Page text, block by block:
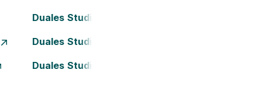
Duales Studium Darmstadt
Duales Studium Essen
Duales Studium Kassel